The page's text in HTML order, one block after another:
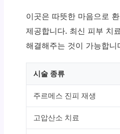
이곳은 따뜻한 마음으로
제공합니다. 최신 피부 치
해결해주는 것이 가능합니
시술 종류
주르메스 진피 재생
고압산소 치료